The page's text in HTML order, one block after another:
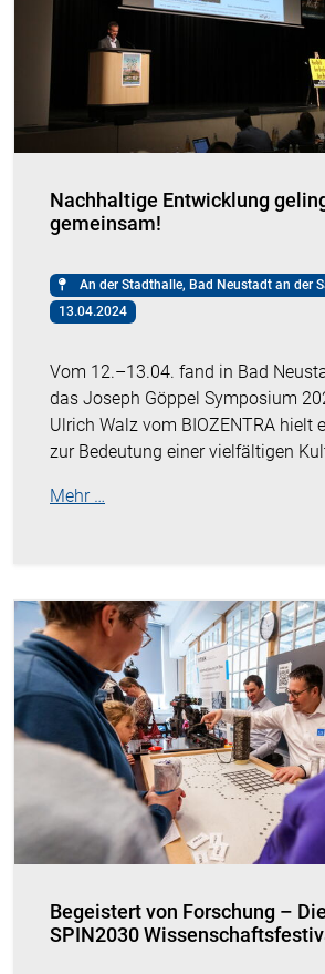
Nachhaltige Entwicklung
gemeinsam!
An der Stadthalle, Bad Neustadt an der
13.04.2024
Vom 12.–13.04. fand in Bad
das Joseph Göppel Symposium
Ulrich Walz vom BIOZENTRA hielt
zur Bedeutung einer vielfältigen
Mehr …
Begeistert von Forschung –
SPIN2030